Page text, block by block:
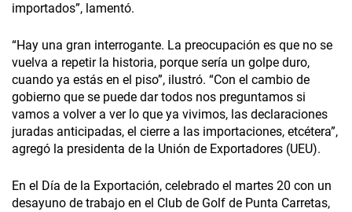
importados”, lamentó.
“Hay una gran interrogante. La preocupación es que no se
vuelva a repetir la historia, porque sería un golpe duro,
cuando ya estás en el piso”, ilustró. “Con el cambio de
gobierno que se puede dar todos nos preguntamos si
vamos a volver a ver lo que ya vivimos, las declaraciones
juradas anticipadas, el cierre a las importaciones, etcétera”,
agregó la presidenta de la Unión de Exportadores (UEU).
En el Día de la Exportación, celebrado el martes 20 con un
desayuno de trabajo en el Club de Golf de Punta Carretas,